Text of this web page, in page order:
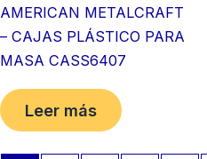
AMERICAN METALCRAFT
– CAJAS PLÁSTICO PARA
MASA CASS6407
Leer más